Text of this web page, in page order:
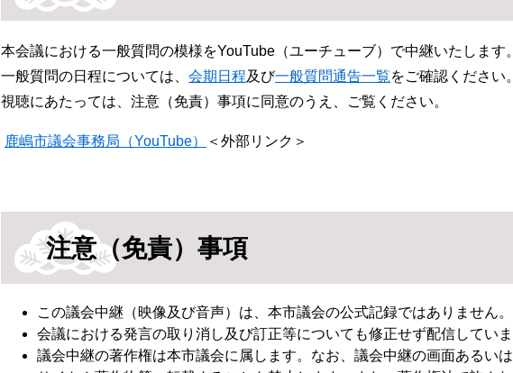
本会議における一般質問の模様をYouTube（ユーチューブ）で中継いたします。
一般質問の日程については、 会期日程及び一般質問通告一覧をご確認ください。
視聴にあたっては、注意（免責）事項に同意のうえ、ご覧ください。
鹿嶋市議会事務局（YouTube） ＜外部リンク＞
注意（免責）事項
この議会中継（映像及び音声）は、本市議会の公式記録ではありません。
会議における発言の取り消し及び訂正等についても修正せず配信していま
議会中継の著作権は本市議会に属します。なお、議会中継の画面あるい